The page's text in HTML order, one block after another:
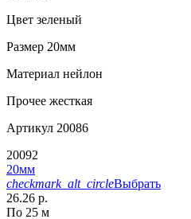
Цвет зеленый
Размер 20мм
Материал нейлон
Прочее жесткая
Артикул 20086
20092
20мм
checkmark_alt_circleВыбрать
26.26 р.
По 25 м